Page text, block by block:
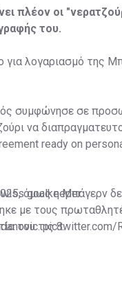
πλέον οι
του.
λογαριασμό της
συμφώνησε σε
να
ready on
goalkeeper.
pic.twitter.com/
όμως η Μπάγερν
με τους
του τις 8.